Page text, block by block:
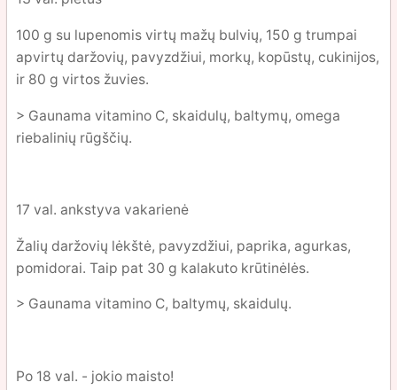
100 g su lupenomis virtų mažų bulvių, 150 g trumpai
apvirtų daržovių, pavyzdžiui, morkų, kopūstų, cukinijos,
ir 80 g virtos žuvies.
> Gaunama vitamino C, skaidulų, baltymų, omega
riebalinių rūgščių.
17 val. ankstyva vakarienė
Žalių daržovių lėkštė, pavyzdžiui, paprika, agurkas,
pomidorai. Taip pat 30 g kalakuto krūtinėlės.
> Gaunama vitamino C, baltymų, skaidulų.
Po 18 val. - jokio maisto!